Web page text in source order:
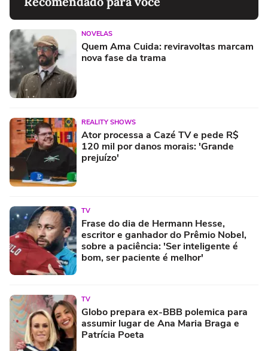
NOVELAS
Quem Ama Cuida: reviravoltas marcam
nova fase da trama
REALITY SHOWS
Ator processa a Cazé TV e pede R$
120 mil por danos morais: 'Grande
prejuízo'
TV
Frase do dia de Hermann Hesse,
escritor e ganhador do Prêmio Nobel,
sobre a paciência: 'Ser inteligente é
bom, ser paciente é melhor'
TV
Globo prepara ex-BBB polemica para
assumir lugar de Ana Maria Braga e
Patrícia Poeta